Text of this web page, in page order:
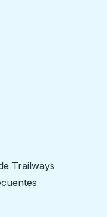
Trailways